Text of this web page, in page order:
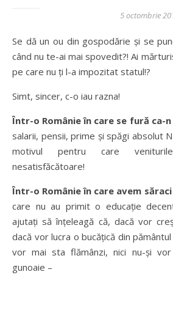
5 octombrie
Se dă un ou din gospodărie și se
când nu te-ai mai spovedit?! Ai
pe care nu ți l-a impozitat statul!?
Simt, sincer, c-o iau razna!
Într-o Românie în care se fură ca-
salarii, pensii, prime și spăgi absolut
motivul pentru care
nesatisfăcătoare!
Într-o Românie în care avem
care nu au primit o educație
ajutați să înțeleagă că, dacă vor
dacă vor lucra o bucățică din
vor mai sta flămânzi, nici nu-și
gunoaie –